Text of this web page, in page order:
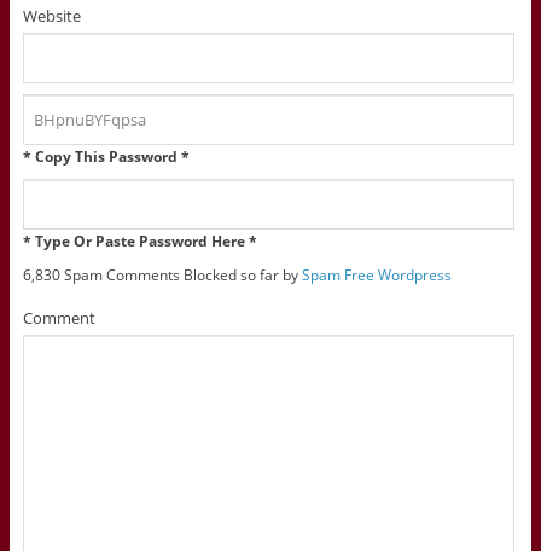
Website
* Copy This Password *
* Type Or Paste Password Here *
6,830 Spam Comments Blocked so far bySpam Free Wordpress
Comment